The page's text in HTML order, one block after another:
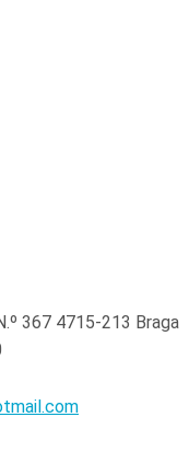
367 4715-213 Braga